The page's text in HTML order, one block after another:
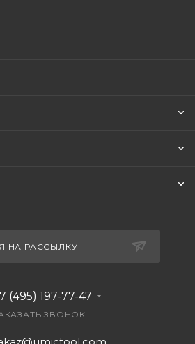
НА РАССЫЛКУ
(495) 197-77-47
ЗВОНОК